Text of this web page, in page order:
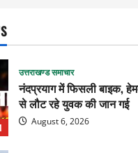
उत्तराखण्ड समाचार
नंदप्रयाग में फिसली बाइक,
से लौट रहे युवक की जान गई
August 6, 2026